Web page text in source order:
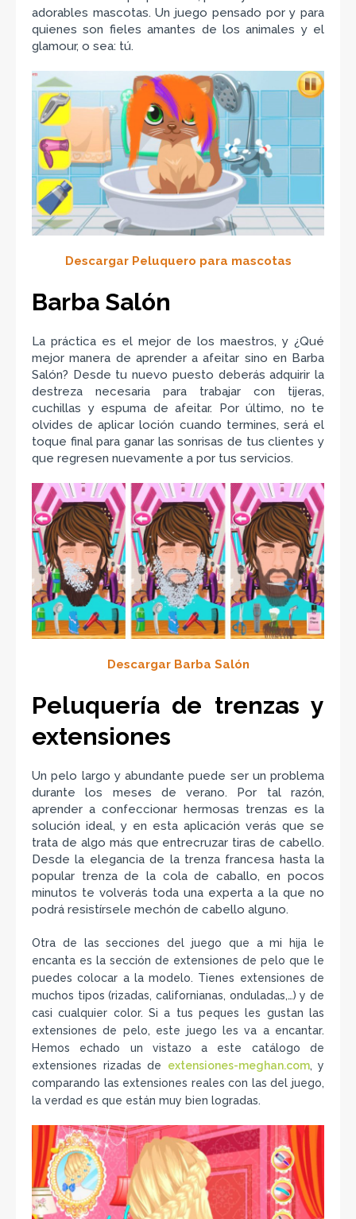
adorables mascotas. Un juego pensado por y para
quienes son fieles amantes de los animales y el
glamour, o sea: tú.
Descargar Peluquero para mascotas
Barba Salón
La práctica es el mejor de los maestros, y ¿Qué
mejor manera de aprender a afeitar sino en Barba
Salón? Desde tu nuevo puesto deberás adquirir la
destreza necesaria para trabajar con tijeras,
cuchillas y espuma de afeitar. Por último, no te
olvides de aplicar loción cuando termines, será el
toque final para ganar las sonrisas de tus clientes y
que regresen nuevamente a por tus servicios.
Descargar Barba Salón
Peluquería de trenzas y
extensiones
Un pelo largo y abundante puede ser un problema
durante los meses de verano. Por tal razón,
aprender a confeccionar hermosas trenzas es la
solución ideal, y en esta aplicación verás que se
trata de algo más que entrecruzar tiras de cabello.
Desde la elegancia de la trenza francesa hasta la
popular trenza de la cola de caballo, en pocos
minutos te volverás toda una experta a la que no
podrá resistírsele mechón de cabello alguno.
Otra de las secciones del juego que a mi hija le
encanta es la sección de extensiones de pelo que le
puedes colocar a la modelo. Tienes extensiones de
muchos tipos (rizadas, californianas, onduladas,…) y de
casi cualquier color. Si a tus peques les gustan las
extensiones de pelo, este juego les va a encantar.
Hemos echado un vistazo a este catálogo de
extensiones rizadas de extensiones-meghan.com, y
comparando las extensiones reales con las del juego,
la verdad es que están muy bien logradas.